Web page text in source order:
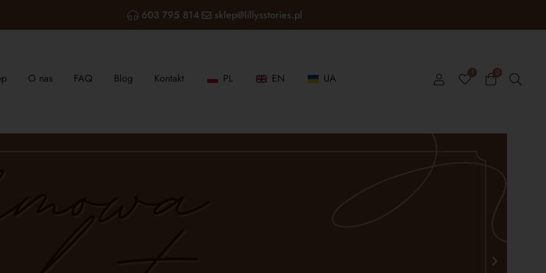
603 795 814 sklep@lillysstories.pl
O nas FAQ Blog Kontakt PL EN UA 1 0